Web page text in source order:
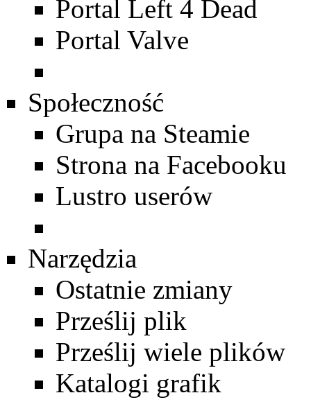
Portal Left 4 Dead
Portal Valve
Społeczność
Grupa na Steamie
Strona na Facebooku
Lustro userów
Narzędzia
Ostatnie zmiany
Prześlij plik
Prześlij wiele plików
Katalogi grafik